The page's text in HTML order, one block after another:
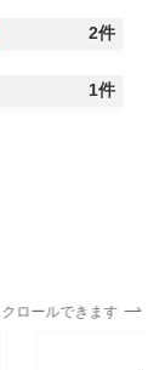
2件
1件
クロールできます